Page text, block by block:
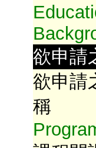
欲申請
欲申請
稱